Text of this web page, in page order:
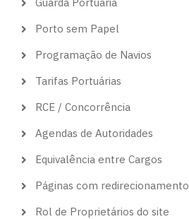
Porto sem Papel
Programação de Navios
Tarifas Portuárias
RCE / Concorrência
Agendas de Autoridades
Equivalência entre Cargos
Páginas com redirecionamento
Rol de Proprietários do site